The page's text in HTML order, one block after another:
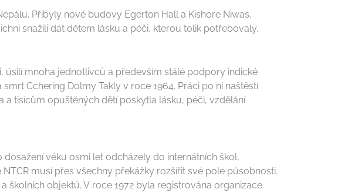
Přibyly nové budovy Egerton Hall a Kishore Niwas.
snažili dát dětem lásku a péči, kterou tolik potřebovaly.
úsilí mnoha jednotlivců a především stálé podpory indické
Cchering Dolmy Takly v roce 1964. Práci po ní naštěstí
a tisícům opuštěných dětí poskytla lásku, péči, vzdělání
věku osmi let odcházely do internátních škol,
musí přes všechny překážky rozšířit své pole působnosti.
školních objektů. V roce 1972 byla registrována organizace